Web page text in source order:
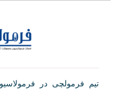
تیم فرمولچی در